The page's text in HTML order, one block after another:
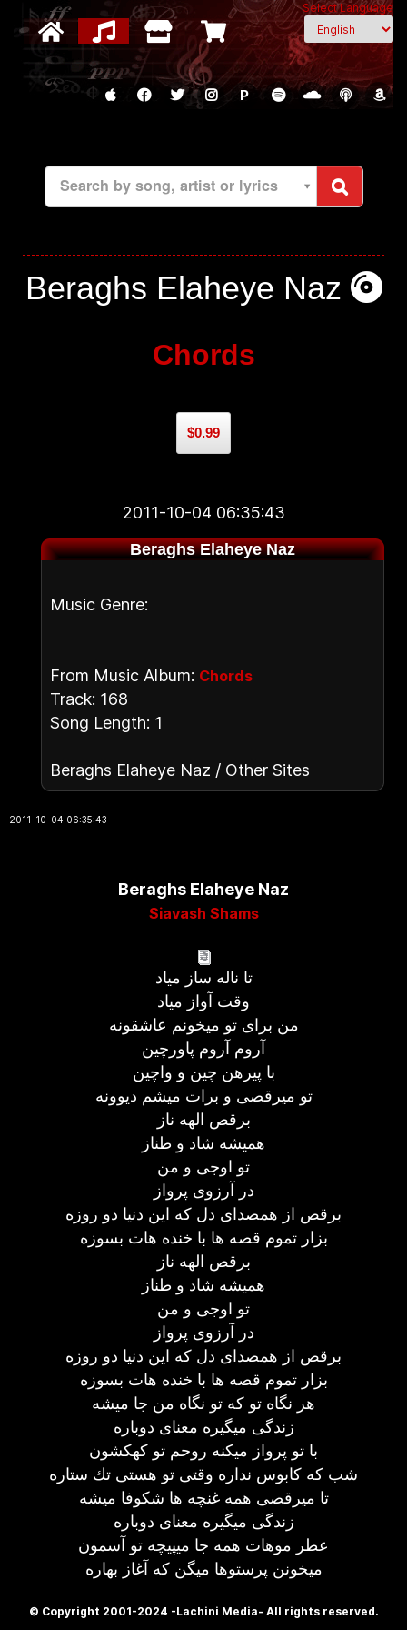
Select Language
P
Search by song, artist or lyrics
Beraghs Elaheye Naz
Chords
$0.99
2011-10-04 06:35:43
Beraghs Elaheye Naz
Music Genre:
From Music Album: Chords
Track: 168
Song Length: 1
Beraghs Elaheye Naz / Other Sites
2011-10-04 06:35:43
Beraghs Elaheye Naz
Siavash Shams
تا ناله ساز میاد
وقت آواز میاد
من برای تو میخونم عاشقونه
آروم آروم پاورچین
با پیرهن چین و واچین
تو میرقصی و برات میشم دیوونه
برقص الهه ناز
همیشه شاد و طناز
تو اوجی و من
در آرزوی پرواز
برقص از همصدای دل كه این دنیا دو روزه
بزار تموم قصه ها با خنده هات بسوزه
برقص الهه ناز
همیشه شاد و طناز
تو اوجی و من
در آرزوی پرواز
برقص از همصدای دل كه این دنیا دو روزه
بزار تموم قصه ها با خنده هات بسوزه
هر نگاه تو كه تو نگاه من جا میشه
زندگی میگیره معنای دوباره
با تو پرواز میكنه روحم تو كهكشون
شب كه كابوس نداره وقتی تو هستی تك ستاره
تا میرقصی همه غنچه ها شكوفا میشه
زندگی میگیره معنای دوباره
عطر موهات همه جا میپیچه تو آسمون
میخونن پرستوها میگن كه آغاز بهاره
© Copyright 2001-2024 -Lachini Media- All rights reserved.